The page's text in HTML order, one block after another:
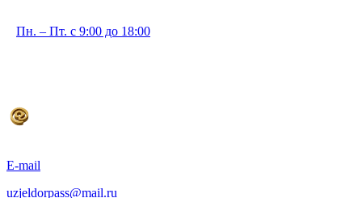
Пн. – Пт. с 9:00 до 18:00
E-mail
uzjeldorpass@mail.ru